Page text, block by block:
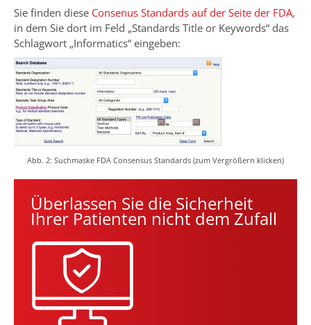
Sie finden diese Consenus Standards auf der Seite der FDA,
in dem Sie dort im Feld „Standards Title or Keywords“ das
Schlagwort „Informatics“ eingeben:
Abb. 2: Suchmaske FDA Consensus Standards (zum Vergrößern klicken)
Überlassen Sie die Sicherheit
Ihrer Patienten nicht dem Zufall